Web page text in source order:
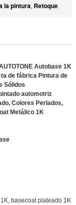
la pintura, Retoque
Autobase 1K
de fábrica Pintura de
Sólidos
automotriz
Colores Perlados,
Metálico 1K
basecoat plateado 1K